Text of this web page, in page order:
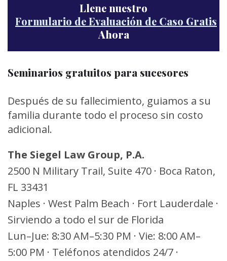
Llene nuestro
Formulario de Evaluación de Caso Gratis
Ahora
Seminarios gratuitos para sucesores
Después de su fallecimiento, guiamos a su
familia durante todo el proceso sin costo
adicional.
The Siegel Law Group, P.A.
2500 N Military Trail, Suite 470 · Boca Raton,
FL 33431
Naples · West Palm Beach · Fort Lauderdale ·
Sirviendo a todo el sur de Florida
Lun–Jue: 8:30 AM–5:30 PM · Vie: 8:00 AM–
5:00 PM · Teléfonos atendidos 24/7 ·